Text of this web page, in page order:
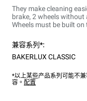
They make cleaning
brake, 2 wheels
Wheels must be built on
兼容系列*:
BAKERLUX CLASSIC
*以上某些产品系列可能不
容。 配置